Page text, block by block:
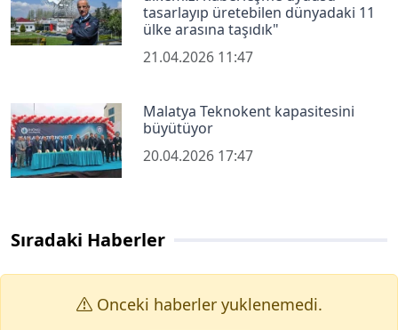
tasarlayıp üretebilen dünyadaki 11
ülke arasına taşıdık"
21.04.2026 11:47
Malatya Teknokent kapasitesini
büyütüyor
20.04.2026 17:47
Sıradaki Haberler
Onceki haberler yuklenemedi.